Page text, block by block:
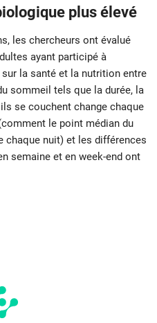
plus élevé
les chercheurs ont évalué
ayant participé à
sur la santé et la nutrition entre
sommeil tels que la durée, la
se couchent change chaque
le point médian du
chaque nuit) et les différences
semaine et en week-end ont